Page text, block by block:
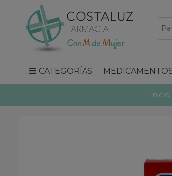
CATEGORÍAS MEDICAMENTOS
Inicio